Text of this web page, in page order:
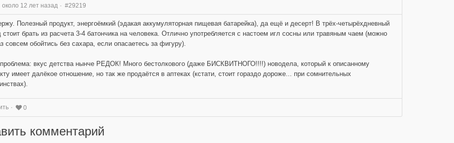
около 12 лет назад #29219
Полезный продукт, энергоёмкий (эдакая аккумуляторная пищевая батарейка), да ещё и десерт! В трёх-четырёхдневный
стоит брать из расчета 3-4 батончика на человека. Отлично употребляется с настоем игл сосны или травяным чаем (можно
совсем обойтись без сахара, если опасаетесь за фигуру).
вкус детства нынче РЕДОК! Много бестолкового (даже БИСКВИТНОГО!!!!) новодела, который к описанному
имеет далёкое отношение, но так же продаётся в аптеках (кстати, стоит гораздо дороже... при сомнительных
0
комментарий